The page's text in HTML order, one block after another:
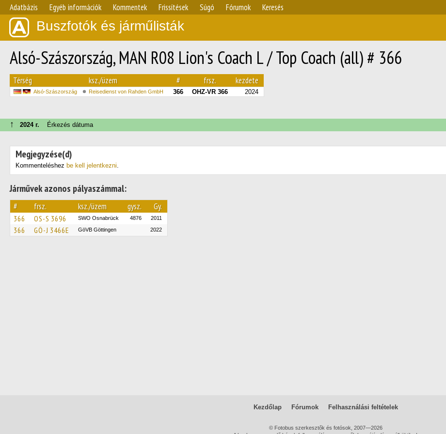
Adatbázis Egyéb információk Kommentek Frissítések Súgó Fórumok Keresés
Buszfotók és járműlisták
Alsó-Szászország, MAN R08 Lion's Coach L / Top Coach (all) # 366
Térség ksz./üzem # frsz. kezdete
Alsó-Szászország Reisedienst von Rahden GmbH 366 OHZ-VR 366 2024
↑ 2024 г. Érkezés dátuma
Megjegyzése(d)
Kommenteléshez be kell jelentkezni.
Járművek azonos pályaszámmal:
# frsz. ksz./üzem gysz. Gy.
366 OS-S 3696 SWO Osnabrück 4876 2011
366 GÖ-J 3466E GöVB Göttingen 2022
Kezdőlap Fórumok Felhasználási feltételek
© Fotobus szerkesztők és fotósok, 2007—2026